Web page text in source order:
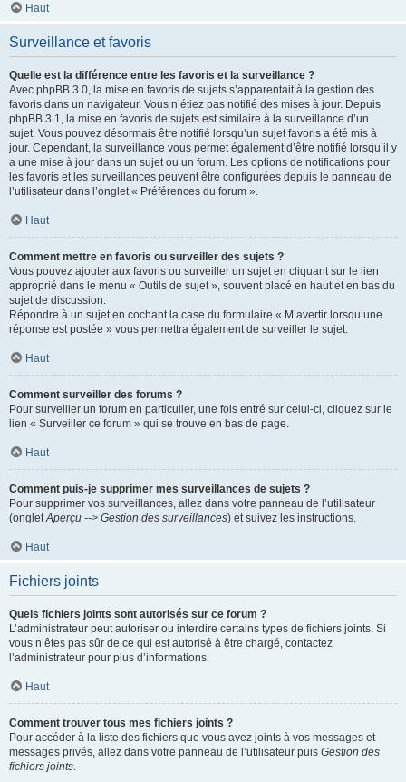
Haut
Surveillance et favoris
Quelle est la différence entre les favoris et la surveillance ?
Avec phpBB 3.0, la mise en favoris de sujets s’apparentait à la gestion des
favoris dans un navigateur. Vous n’étiez pas notifié des mises à jour. Depuis
phpBB 3.1, la mise en favoris de sujets est similaire à la surveillance d’un
sujet. Vous pouvez désormais être notifié lorsqu’un sujet favoris a été mis à
jour. Cependant, la surveillance vous permet également d’être notifié lorsqu’il y
a une mise à jour dans un sujet ou un forum. Les options de notifications pour
les favoris et les surveillances peuvent être configurées depuis le panneau de
l’utilisateur dans l’onglet « Préférences du forum ».
Haut
Comment mettre en favoris ou surveiller des sujets ?
Vous pouvez ajouter aux favoris ou surveiller un sujet en cliquant sur le lien
approprié dans le menu « Outils de sujet », souvent placé en haut et en bas du
sujet de discussion.
Répondre à un sujet en cochant la case du formulaire « M’avertir lorsqu’une
réponse est postée » vous permettra également de surveiller le sujet.
Haut
Comment surveiller des forums ?
Pour surveiller un forum en particulier, une fois entré sur celui-ci, cliquez sur le
lien « Surveiller ce forum » qui se trouve en bas de page.
Haut
Comment puis-je supprimer mes surveillances de sujets ?
Pour supprimer vos surveillances, allez dans votre panneau de l’utilisateur
(ongletAperçu --> Gestion des surveillances) et suivez les instructions.
Haut
Fichiers joints
Quels fichiers joints sont autorisés sur ce forum ?
L’administrateur peut autoriser ou interdire certains types de fichiers joints. Si
vous n’êtes pas sûr de ce qui est autorisé à être chargé, contactez
l’administrateur pour plus d’informations.
Haut
Comment trouver tous mes fichiers joints ?
Pour accéder à la liste des fichiers que vous avez joints à vos messages et
messages privés, allez dans votre panneau de l’utilisateur puis Gestion des
fichiers joints.